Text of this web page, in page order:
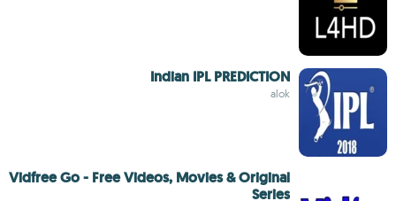
Indian IPL PREDICTION
alok
Vidfree Go - Free Videos, Movies & Original
Series